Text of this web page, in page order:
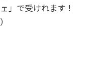
」で受けれます！